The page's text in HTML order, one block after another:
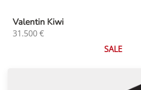
Valentin Kiwi
31.500€
SALE